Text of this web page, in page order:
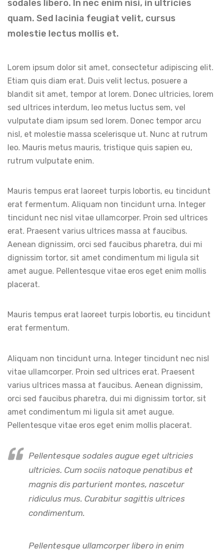
sodales libero. In nec enim nisi, in ultricies
quam. Sed lacinia feugiat velit, cursus
molestie lectus mollis et.
Lorem ipsum dolor sit amet, consectetur adipiscing elit.
Etiam quis diam erat. Duis velit lectus, posuere a
blandit sit amet, tempor at lorem. Donec ultricies, lorem
sed ultrices interdum, leo metus luctus sem, vel
vulputate diam ipsum sed lorem. Donec tempor arcu
nisl, et molestie massa scelerisque ut. Nunc at rutrum
leo. Mauris metus mauris, tristique quis sapien eu,
rutrum vulputate enim.
Mauris tempus erat laoreet turpis lobortis, eu tincidunt
erat fermentum. Aliquam non tincidunt urna. Integer
tincidunt nec nisl vitae ullamcorper. Proin sed ultrices
erat. Praesent varius ultrices massa at faucibus.
Aenean dignissim, orci sed faucibus pharetra, dui mi
dignissim tortor, sit amet condimentum mi ligula sit
amet augue. Pellentesque vitae eros eget enim mollis
placerat.
Mauris tempus erat laoreet turpis lobortis, eu tincidunt
erat fermentum.
Aliquam non tincidunt urna. Integer tincidunt nec nisl
vitae ullamcorper. Proin sed ultrices erat. Praesent
varius ultrices massa at faucibus. Aenean dignissim,
orci sed faucibus pharetra, dui mi dignissim tortor, sit
amet condimentum mi ligula sit amet augue.
Pellentesque vitae eros eget enim mollis placerat.
Pellentesque sodales augue eget ultricies
ultricies. Cum sociis natoque penatibus et
magnis dis parturient montes, nascetur
ridiculus mus. Curabitur sagittis ultrices
condimentum.
Pellentesque ullamcorper libero in enim